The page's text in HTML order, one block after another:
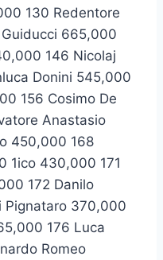
130 Redentore
665,000
146 Nicolaj
Donini 545,000
156 Cosimo De
Anastasio
450,000 168
1ico 430,000 171
172 Danilo
Pignataro 370,000
176 Luca
Romeo